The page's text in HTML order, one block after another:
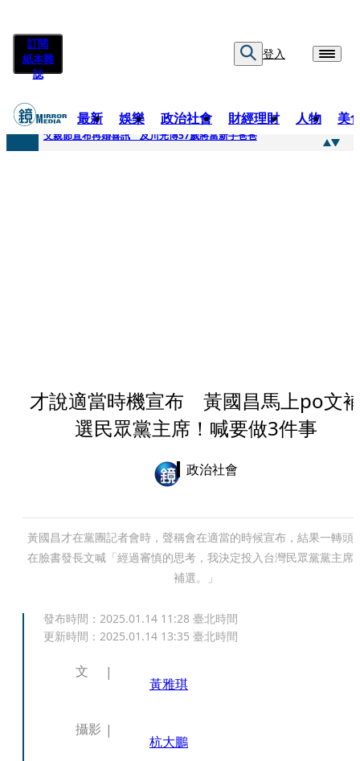
訂閱
紙本雜
誌
登入
最新 娛樂 政治社會 財經理財 人物 美
快訊
父親節宣布再婚喜訊 及川光博57歲將當新手爸爸
才說適當時機宣布 黃國昌馬上po文
選民眾黨主席！喊要做3件事
政治社會
黃國昌才在黨團記者會時，聲稱會在適當的時候宣布，結果一轉頭
在臉書發長文喊「經過審慎的思考，我決定投入台灣民眾黨黨主席
補選。」
發布時間： 2025.01.14 11:28 臺北時間
更新時間： 2025.01.14 13:35 臺北時間
文
黃雅琪
攝影
杭大鵬